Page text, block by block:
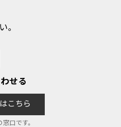
。
せる
こちら
口です。